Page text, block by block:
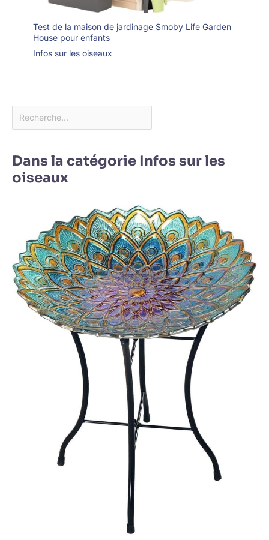
Test de la maison de jardinage Smoby Life Garden
House pour enfants
Infos sur les oiseaux
Dans la catégorie Infos sur les
oiseaux